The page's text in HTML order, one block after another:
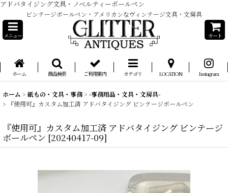
アドバタイジング文具・ノベルティーボールペン
ビンテージボールペン・アメリカンなヴィンテージ文具・文房具
メニュー カート
ホーム 商品検索 ご利用案内 カテゴリ LOCATION Instagram
ホーム > 紙もの・文具・事務> -事務用品・文具・文房具-
>
『使用可』カスタム加工済 アドバタイジング ビンテージボールペン
『使用可』カスタム加工済 アドバタイジング ビンテージ
ボールペン [20240417-09]